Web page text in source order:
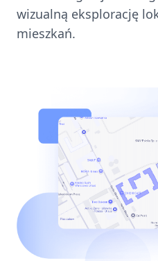
wizualną eksplorację
mieszkań.